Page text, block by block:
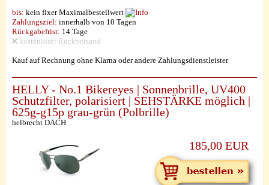
bis: kein fixer Maximalbestellwert
Zahlungsziel: innerhalb von 10 Tagen
Rückgabefrist: 14 Tage
kostenloser Rückversand
Kauf auf Rechnung ohne Klarna oder andere Zahlungsdienstleister
HELLY - No.1 Bikereyes | Sonnenbrille, UV400
Schutzfilter, polarisiert | SEHSTÄRKE möglich |
625g-g15p grau-grün (Polbrille)
helbrecht DACH
185,00 EUR